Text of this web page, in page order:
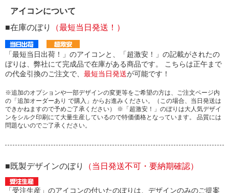
アイコンについて
■在庫のぼり
（最短当日発送！）
「最短当日出荷！」のアイコンと、「超激安！」の記載がされたの
ぼりは、弊社にて完成品で在庫がある商品です。 こちらは正午まで
の代金引換のご注文で、 最短当日発送が可能です！
※追加のオプションや一部デザインの変更等をご希望の方は、ご注文ページ内
の「追加オーダーあり で購入」からお進みください。（この場合、当日発送は
できかねますので予めご了承ください） ※「超激安！」のぼりは大人気デザイ
ンをシルク印刷にて大量生産しているので特価価格となっています。 品質には
問題ないのでご了承ください。
■既製デザインのぼり （当日発送不可・要納期確認）
「受注生産」のアイコンの付いたのぼりは、デザインのみのご提案